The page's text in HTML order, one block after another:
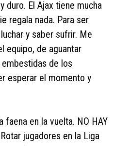
duro. El Ajax tiene mucha
regala nada. Para ser
y saber sufrir. Me
equipo, de aguantar
de los
esperar el momento y
faena en la vuelta. NO HAY
Rotar jugadores en la Liga